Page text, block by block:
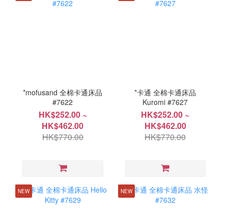
*mofusand 全棉卡通床品
#7622
HK$252.00 ~
HK$462.00
HK$770.00
*卡通 全棉卡通床品
Kuromi #7627
HK$252.00 ~
HK$462.00
HK$770.00
NEW NEW